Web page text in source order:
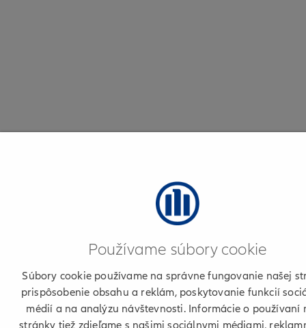
Používame súbory cookie
Súbory cookie používame na správne fungovanie našej
prispôsobenie obsahu a reklám, poskytovanie funkcií
médií a na analýzu návštevnosti. Informácie o používaní
stránky tiež zdieľame s našimi sociálnymi médiami,